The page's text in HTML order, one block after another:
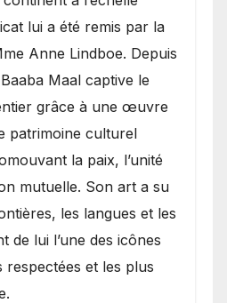
lui a été remis par la
Anne Lindboe. Depuis
Maal captive le
grâce à une œuvre
patrimoine culturel
la paix, l’unité
mutuelle. Son art a su
les langues et les
de lui l’une des icônes
et les plus